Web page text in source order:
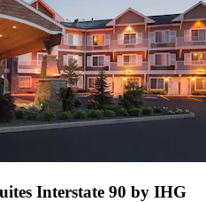
Interstate 90 by IHG